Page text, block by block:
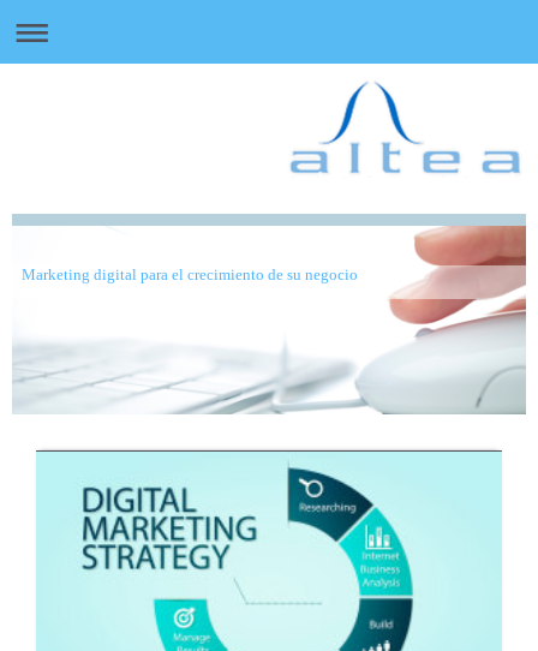
Marketing digital para el crecimiento de su negocio